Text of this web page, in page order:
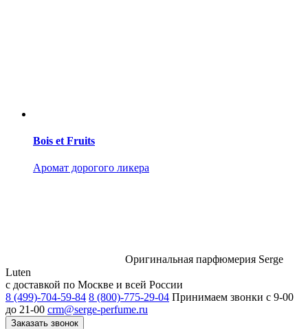
Bois et Fruits
Аромат дорогого ликера
Оригинальная парфюмерия Serge
Luten
с доставкой по Москве и всей России
8 (499)-704-59-84 8 (800)-775-29-04 Принимаем звонки c 9-00
до 21-00 crm@serge-perfume.ru
Заказать звонок